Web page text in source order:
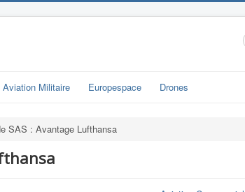
Aviation Militaire Europespace Drones
SAS : Avantage Lufthansa